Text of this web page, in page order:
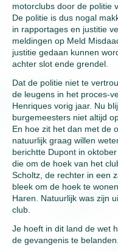
motorclubs door de politie
De politie is dus nogal
in rapportages en justitie
meldingen op Meld
justitie gedaan kunnen
achter slot ende grendel.
Dat de politie niet te
de leugens in het proces-
Henriques vorig jaar. Nu
burgemeesters niet altijd
En hoe zit het dan met de
natuurlijk graag willen
berichtte Dupont in
die om de hoek van het
Scholtz, de rechter in een
bleek om de hoek te
Haren. Natuurlijk was zijn
club.
Je hoeft in dit land de wet
de gevangenis te belanden.